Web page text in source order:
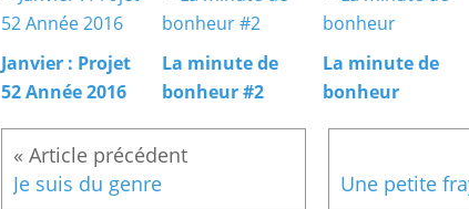
Janvier : Projet
52 Année 2016
La minute de
bonheur #2
La minute de
bonheur
Je suis du genre